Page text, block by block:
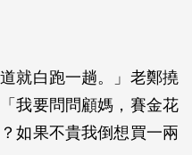
就白跑一趟。」老鄭撓
我要問問顧媽，賽金花
如果不貴我倒想買一兩